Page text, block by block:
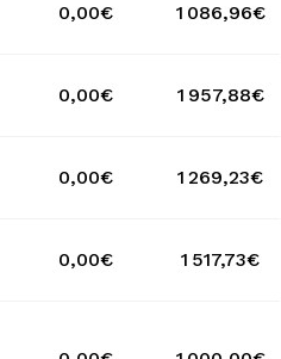
0,00€ 1 086,96€
0,00€ 1 957,88€
0,00€ 1 269,23€
0,00€ 1 517,73€